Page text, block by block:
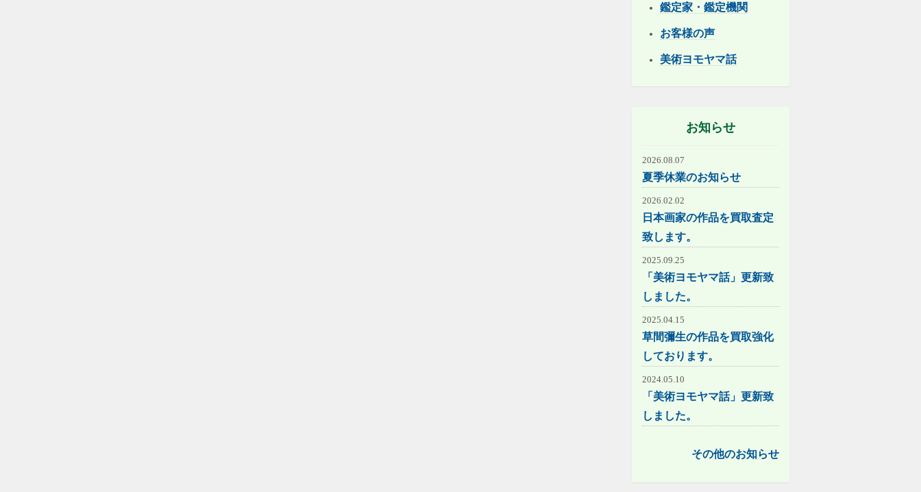
鑑定家・鑑定機関
お客様の声
美術ヨモヤマ話
お知らせ
2026.08.07
夏季休業のお知らせ
2026.02.02
日本画家の作品を買取査定
致します。
2025.09.25
「美術ヨモヤマ話」更新致
しました。
2025.04.15
草間彌生の作品を買取強化
しております。
2024.05.10
「美術ヨモヤマ話」更新致
しました。
その他のお知らせ